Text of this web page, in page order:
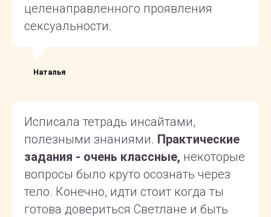
целенаправленного проявления
сексуальности.
Наталья
Исписала тетрадь инсайтами,
полезными знаниями. Практические
задания - очень классные, некоторые
вопросы было круто осознать через
тело. Конечно, идти стоит когда ты
готова довериться Светлане и быть